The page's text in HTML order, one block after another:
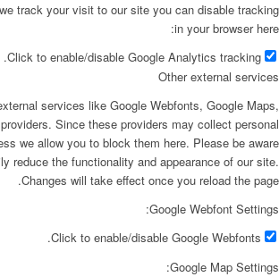
track your visit to our site you can disable tracking
in your browser here:
Click to enable/disable Google Analytics tracking.
Other external services
services like Google Webfonts, Google Maps,
Since these providers may collect personal
we allow you to block them here. Please be aware
reduce the functionality and appearance of our site.
Changes will take effect once you reload the page.
Google Webfont Settings:
Click to enable/disable Google Webfonts.
Google Map Settings: